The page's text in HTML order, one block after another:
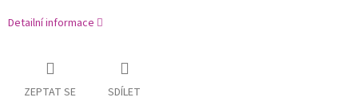
Detailní informace
ZEPTAT SE SDÍLET